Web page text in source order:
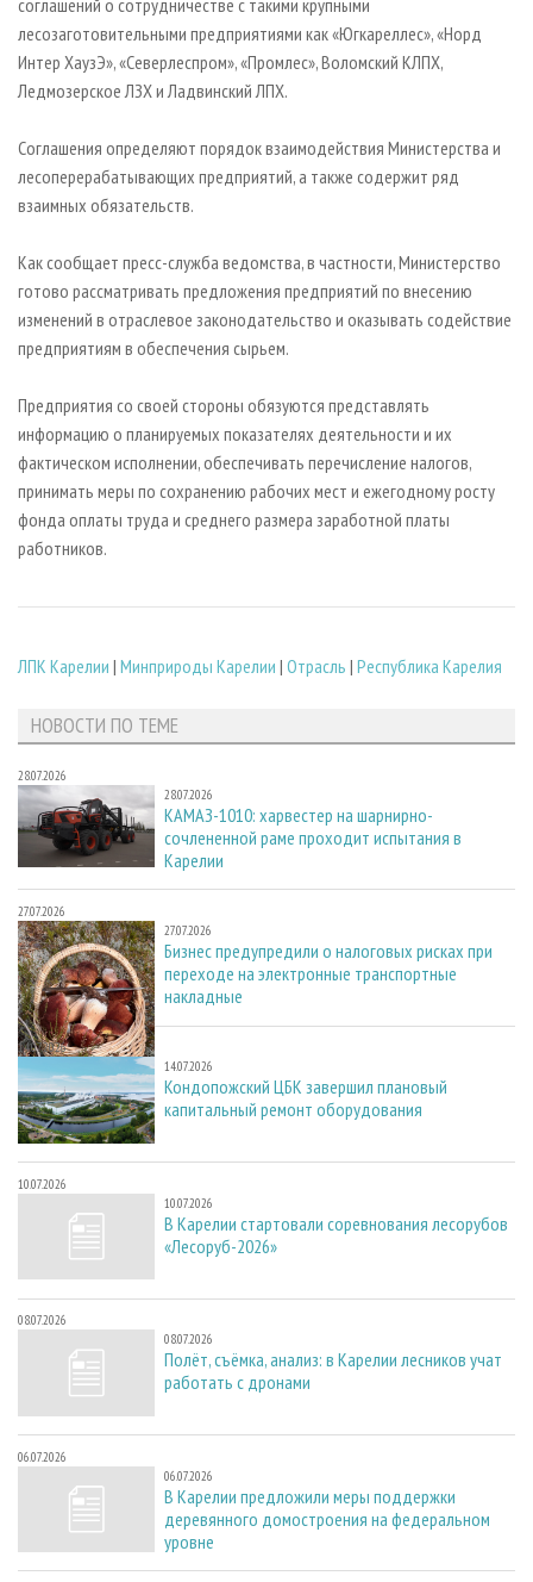
соглашений о сотрудничестве с такими крупными
лесозаготовительными предприятиями как «Югкареллес», «Норд
Интер ХаузЭ», «Северлеспром», «Промлес», Воломский КЛПХ,
Ледмозерское ЛЗХ и Ладвинский ЛПХ.
Соглашения определяют порядок взаимодействия Министерства и
лесоперерабатывающих предприятий, а также содержит ряд
взаимных обязательств.
Как сообщает пресс-служба ведомства, в частности, Министерство
готово рассматривать предложения предприятий по внесению
изменений в отраслевое законодательство и оказывать содействие
предприятиям в обеспечения сырьем.
Предприятия со своей стороны обязуются представлять
информацию о планируемых показателях деятельности и их
фактическом исполнении, обеспечивать перечисление налогов,
принимать меры по сохранению рабочих мест и ежегодному росту
фонда оплаты труда и среднего размера заработной платы
работников.
ЛПК Карелии | Минприроды Карелии | Отрасль | Республика Карелия
НОВОСТИ ПО ТЕМЕ
28.07.2026
28.07.2026
КАМАЗ-1010: харвестер на шарнирно-
сочлененной раме проходит испытания в
Карелии
27.07.2026
27.07.2026
Бизнес предупредили о налоговых рисках при
переходе на электронные транспортные
накладные
14.07.2026
14.07.2026
Кондопожский ЦБК завершил плановый
капитальный ремонт оборудования
10.07.2026
10.07.2026
В Карелии стартовали соревнования лесорубов
«Лесоруб-2026»
08.07.2026
08.07.2026
Полёт, съёмка, анализ: в Карелии лесников учат
работать с дронами
06.07.2026
06.07.2026
В Карелии предложили меры поддержки
деревянного домостроения на федеральном
уровне